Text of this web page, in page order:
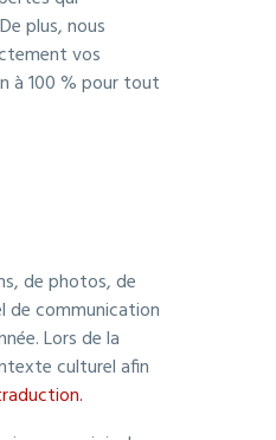
plus, nous
vos
à 100 % pour tout
de photos, de
de communication
Lors de la
culturel afin